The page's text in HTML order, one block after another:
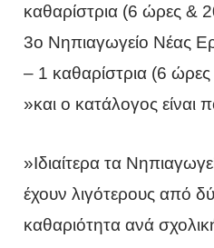
καθαρίστρια (6 ώρες &
3ο Νηπιαγωγείο Νέας
– 1 καθαρίστρια (6 ώρες
»και ο κατάλογος είναι
»Ιδιαίτερα τα
έχουν λιγότερους από
καθαριότητα ανά